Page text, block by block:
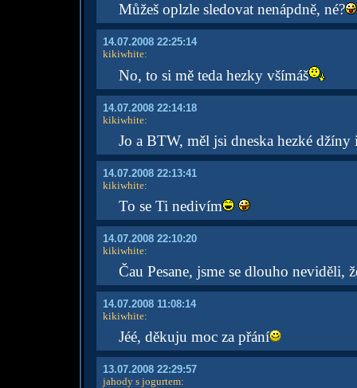
Můžeš oplzle sledovat nenápdně, né?
14.07.2008 22:25:14
kikiwhite:
No, to si mě teda hezky všímáš
14.07.2008 22:14:18
kikiwhite:
Jo a BTW, měl jsi dneska hezké
14.07.2008 22:13:41
kikiwhite:
To se Ti nedivím
14.07.2008 22:10:20
kikiwhite:
Čau Pesane, jsme se dlouho neviděli,
14.07.2008 11:08:14
kikiwhite:
Jéé, děkuju moc za přání
13.07.2008 22:29:57
jahody s jogurtem: